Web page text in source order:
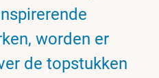
worden er
de topstukken